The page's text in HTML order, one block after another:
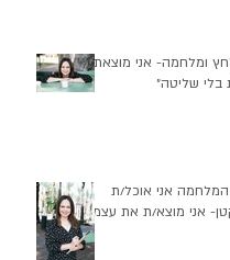
ומלחמה- אני מוצאת
בלי שליטה״
אני אוכל/ת
אני מוצא/ת את עצמי